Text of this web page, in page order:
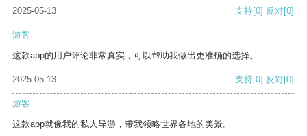
2025-05-13 支持[0] 反对[0]
游客
这款app的用户评论非常真实，可以帮助我做出更准确的选择。
2025-05-13 支持[0] 反对[0]
游客
这款app就像我的私人导游，带我领略世界各地的美景。